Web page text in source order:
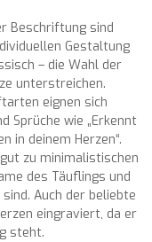
Beschriftung sind
Gestaltung
– die Wahl der
unterstreichen.
eignen sich
Sprüche wie „Erkennt
in deinem Herzen“.
zu minimalistischen
des Täuflings und
Auch der beliebte
eingraviert, da er
steht.